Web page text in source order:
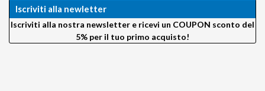
Iscriviti alla newletter
Iscriviti alla nostra newsletter e ricevi un COUPON sconto del
5% per il tuo primo acquisto!